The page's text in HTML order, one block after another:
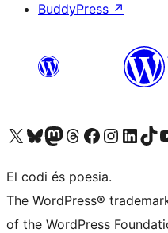
BuddyPress ↗
Visiteu el nostre compte X (abans Twitter)
Visiteu el nostre compte de Bluesky
Visiteu el nostre compte al Mastodon
Visiteu el nostre compte de Threads
Visiteu la nostra pàgina al
Visiteu el nostre
Visiteu el nostre
Visiteu el
El codi és poesia.
The WordPress®
of the WordPress